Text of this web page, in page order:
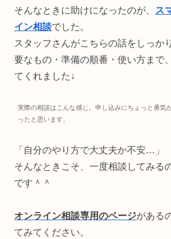
そんなときに助けになったのが、
ス
イン相談でした。
スタッフさんがこちらの話をしっか
要なもの・準備の順番・使い方まで
てくれました↓
実際の相談はこんな感じ。申し込みにちょっと勇気
ったと思います。
「自分のやり方で大丈夫か不安…」
そんなときこそ、一度相談してみる
です＾＾
オンライン相談専用のページがある
てみてください。